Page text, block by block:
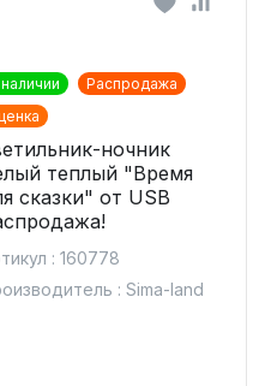
Распродажа
ночник
теплый "Время
сказки" от USB
: 160778
: Sima-land